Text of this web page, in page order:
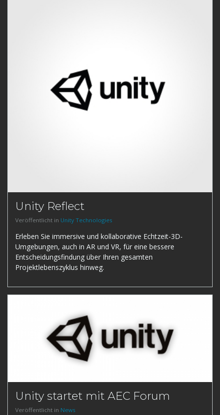
Unity Reflect
Veröffentlicht in Unity Technologies
Erleben Sie immersive und kollaborative Echtzeit-3D-
Umgebungen, auch in AR und VR, für eine bessere
Entscheidungsfindung über Ihren gesamten
Projektlebenszyklus hinweg.
Unity startet mit AEC Forum
Veröffentlicht in News